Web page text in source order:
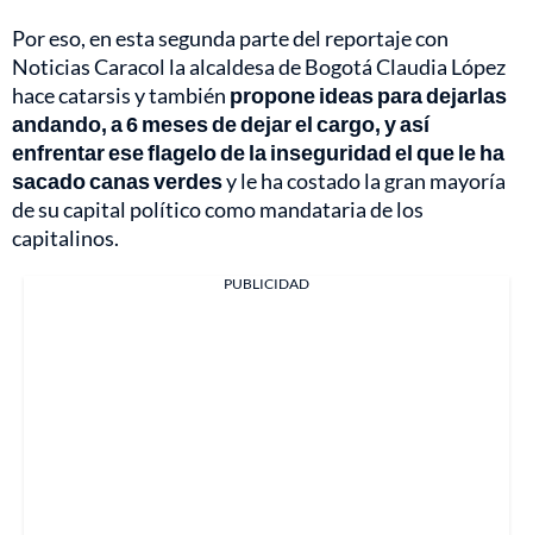
Por eso, en esta segunda parte del reportaje con
Noticias Caracol la alcaldesa de Bogotá Claudia López
hace catarsis y también propone ideas para dejarlas
andando, a 6 meses de dejar el cargo, y así
enfrentar ese flagelo de la inseguridad el que le ha
sacado canas verdesy le ha costado la gran mayoría
de su capital político como mandataria de los
capitalinos.
PUBLICIDAD